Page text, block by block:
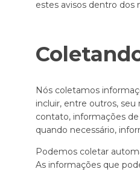
estes avisos dentro dos
Nós coletamos
incluir, entre outros,
contato, informações
quando necessário,
Podemos coletar
As informações que